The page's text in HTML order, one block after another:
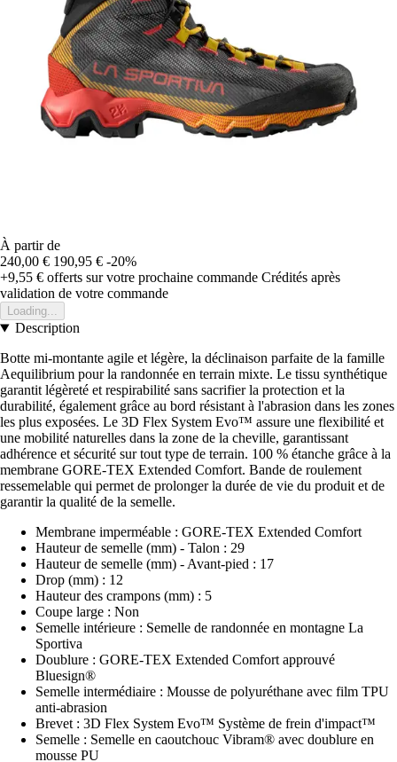
À partir de
240,00 € 190,95 € -20%
+9,55 € offerts sur votre prochaine commande Crédités après
validation de votre commande
Loading...
Description
Botte mi-montante agile et légère, la déclinaison parfaite de la famille
Aequilibrium pour la randonnée en terrain mixte. Le tissu synthétique
garantit légèreté et respirabilité sans sacrifier la protection et la
durabilité, également grâce au bord résistant à l'abrasion dans les zones
les plus exposées. Le 3D Flex System Evo™ assure une flexibilité et
une mobilité naturelles dans la zone de la cheville, garantissant
adhérence et sécurité sur tout type de terrain. 100 % étanche grâce à la
membrane GORE-TEX Extended Comfort. Bande de roulement
ressemelable qui permet de prolonger la durée de vie du produit et de
garantir la qualité de la semelle.
Membrane imperméable : GORE-TEX Extended Comfort
Hauteur de semelle (mm) - Talon : 29
Hauteur de semelle (mm) - Avant-pied : 17
Drop (mm) : 12
Hauteur des crampons (mm) : 5
Coupe large : Non
Semelle intérieure : Semelle de randonnée en montagne La
Sportiva
Doublure : GORE-TEX Extended Comfort approuvé
Bluesign®
Semelle intermédiaire : Mousse de polyuréthane avec film TPU
anti-abrasion
Brevet : 3D Flex System Evo™ Système de frein d'impact™
Semelle : Semelle en caoutchouc Vibram® avec doublure en
mousse PU